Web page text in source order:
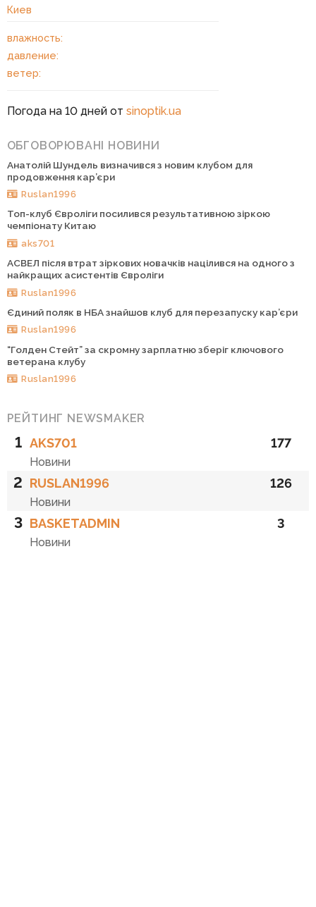
Киев
влажность:
давление:
ветер:
Погода на 10 дней от sinoptik.ua
ОБГОВОРЮВАНІ НОВИНИ
Анатолій Шундель визначився з новим клубом для
продовження кар’єри
Ruslan1996
Топ-клуб Євроліги посилився результативною зіркою
чемпіонату Китаю
aks701
АСВЕЛ після втрат зіркових новачків націлився на одного з
найкращих асистентів Євроліги
Ruslan1996
Єдиний поляк в НБА знайшов клуб для перезапуску кар’єри
Ruslan1996
“Голден Стейт” за скромну зарплатню зберіг ключового
ветерана клубу
Ruslan1996
РЕЙТИНГ NEWSMAKER
1 AKS701
Новини
177
2 RUSLAN1996
Новини
126
3 BASKETADMIN
Новини
3